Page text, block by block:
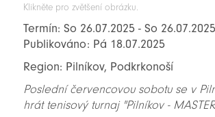
Klikněte pro zvětšení obrázku.
Termín: So 26.07.2025 - So
Publikováno: Pá 18.07.2025
Region: Pilníkov, Podkrkonoší
Poslední červencovou sobotu se v
hrát tenisový turnaj "Pilníkov -